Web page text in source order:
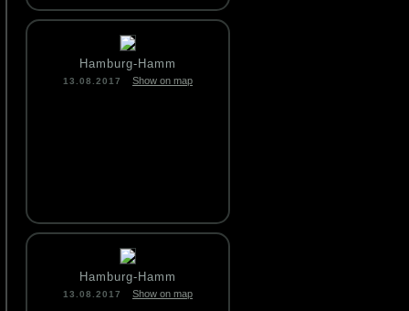
Hamburg-Hamm
13.08.2017 Show on map
Hamburg-Hamm
13.08.2017 Show on map